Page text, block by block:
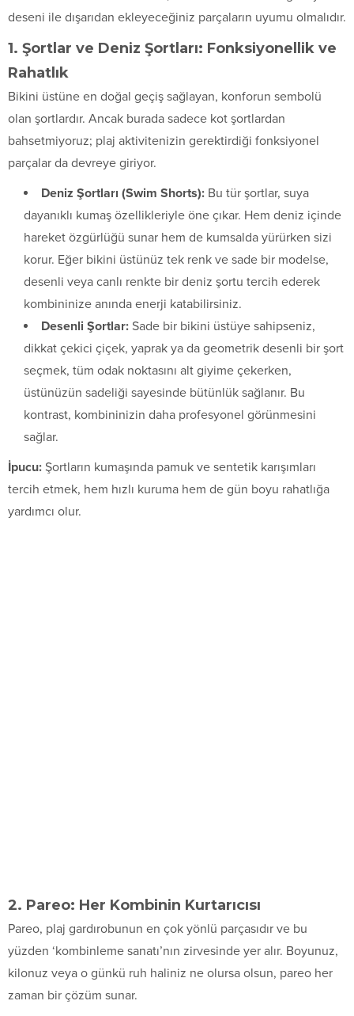
deseni ile dışarıdan ekleyeceğiniz parçaların uyumu olmalıdır.
1. Şortlar ve Deniz Şortları: Fonksiyonellik ve
Rahatlık
Bikini üstüne en doğal geçiş sağlayan, konforun sembolü
olan şortlardır. Ancak burada sadece kot şortlardan
bahsetmiyoruz; plaj aktivitenizin gerektirdiği fonksiyonel
parçalar da devreye giriyor.
Deniz Şortları (Swim Shorts): Bu tür şortlar, suya
dayanıklı kumaş özellikleriyle öne çıkar. Hem deniz içinde
hareket özgürlüğü sunar hem de kumsalda yürürken sizi
korur. Eğer bikini üstünüz tek renk ve sade bir modelse,
desenli veya canlı renkte bir deniz şortu tercih ederek
kombininize anında enerji katabilirsiniz.
Desenli Şortlar: Sade bir bikini üstüye sahipseniz,
dikkat çekici çiçek, yaprak ya da geometrik desenli bir şort
seçmek, tüm odak noktasını alt giyime çekerken,
üstünüzün sadeliği sayesinde bütünlük sağlanır. Bu
kontrast, kombininizin daha profesyonel görünmesini
sağlar.
İpucu: Şortların kumaşında pamuk ve sentetik karışımları
tercih etmek, hem hızlı kuruma hem de gün boyu rahatlığa
yardımcı olur.
2. Pareo: Her Kombinin Kurtarıcısı
Pareo, plaj gardırobunun en çok yönlü parçasıdır ve bu
yüzden ‘kombinleme sanatı’nın zirvesinde yer alır. Boyunuz,
kilonuz veya o günkü ruh haliniz ne olursa olsun, pareo her
zaman bir çözüm sunar.